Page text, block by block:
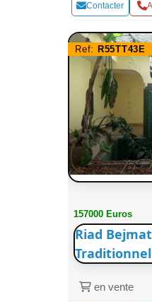
Contacter
Ref: R55TT43E
157000 Euros
Riad Bejmat
Traditionnel
en vente